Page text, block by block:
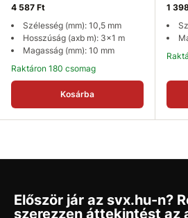
4 587 Ft
Szélesség (mm): 10,5 mm
Hosszúság (axb m): 3x1 m
Magasság (mm): 10 mm
Raktáron 180 csomag
Kosárba
1
Először jár az svx.hu-n?
szerezzen áttekintést az